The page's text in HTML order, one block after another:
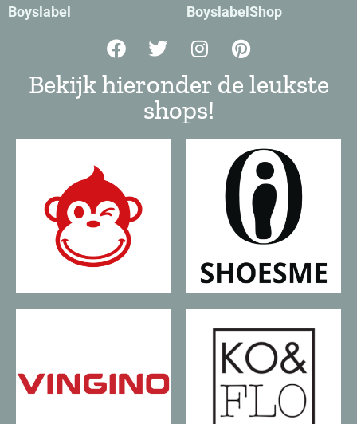
Boyslabel
BoyslabelShop
Bekijk hieronder de leukste
shops!